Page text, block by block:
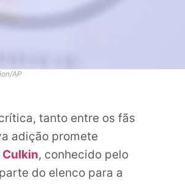
AP
tanto entre os fãs
adição promete
Culkin, conhecido pelo
do elenco para a